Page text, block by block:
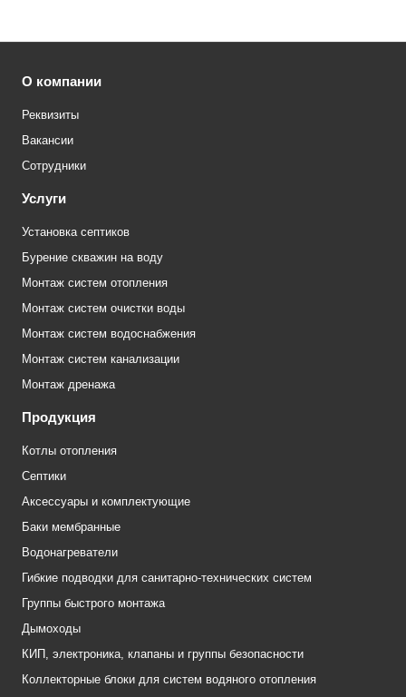
О компании
Реквизиты
Вакансии
Сотрудники
Услуги
Установка септиков
Бурение скважин на воду
Монтаж систем отопления
Монтаж систем очистки воды
Монтаж систем водоснабжения
Монтаж систем канализации
Монтаж дренажа
Продукция
Котлы отопления
Септики
Аксессуары и комплектующие
Баки мембранные
Водонагреватели
Гибкие подводки для санитарно-технических систем
Группы быстрого монтажа
Дымоходы
КИП, электроника, клапаны и группы безопасности
Коллекторные блоки для систем водяного отопления